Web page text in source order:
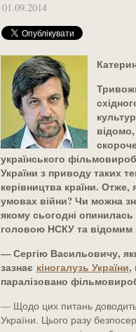
01.09.2014
відомо,
українського
України з приводу таких
керівництва країни. Отже,
умовах війни? Чи можна
якому сьогодні
головою НСКУ та відомим
— Сергію Васильовичу,
зазнає кіногалузь України,
паралізовано
— Щодо цих питань
України. Цього разу